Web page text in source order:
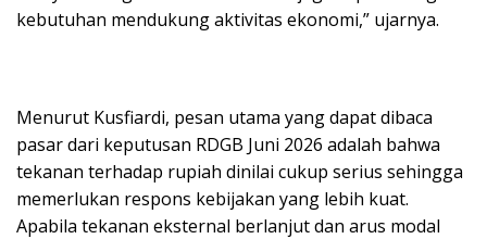
kebutuhan mendukung aktivitas ekonomi,” ujarnya.
Menurut Kusfiardi, pesan utama yang dapat dibaca
pasar dari keputusan RDGB Juni 2026 adalah bahwa
tekanan terhadap rupiah dinilai cukup serius sehingga
memerlukan respons kebijakan yang lebih kuat.
Apabila tekanan eksternal berlanjut dan arus modal